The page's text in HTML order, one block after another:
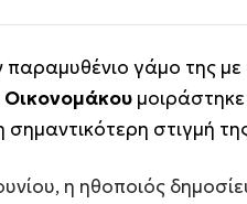
παραμυθένιο γάμο της με
μοιράστηκε
στιγμή
η ηθοποιός